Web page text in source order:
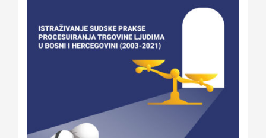
Edukativni materijali
Publikacije
Projekti